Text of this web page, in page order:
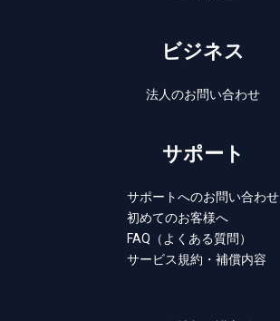
ビジネス
法人のお問い合わせ
サポート
サポートへのお問い合わせ
初めてのお客様へ
FAQ（よくある質問）
サービス規約・補償内容